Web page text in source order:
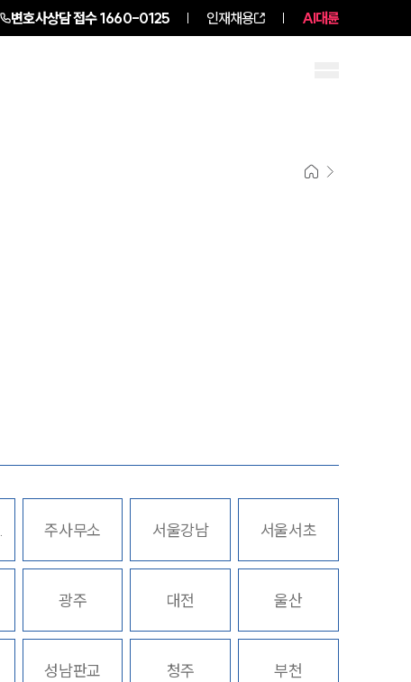
변호사상담 접수1660-0125 인재채용 AI대륜
주요 업무사례
사례분석/최신동향
법률정보
법률지식인
고객후기
주사무소 서울강남 서울서초
광주 대전 울산
성남판교 청주 부천